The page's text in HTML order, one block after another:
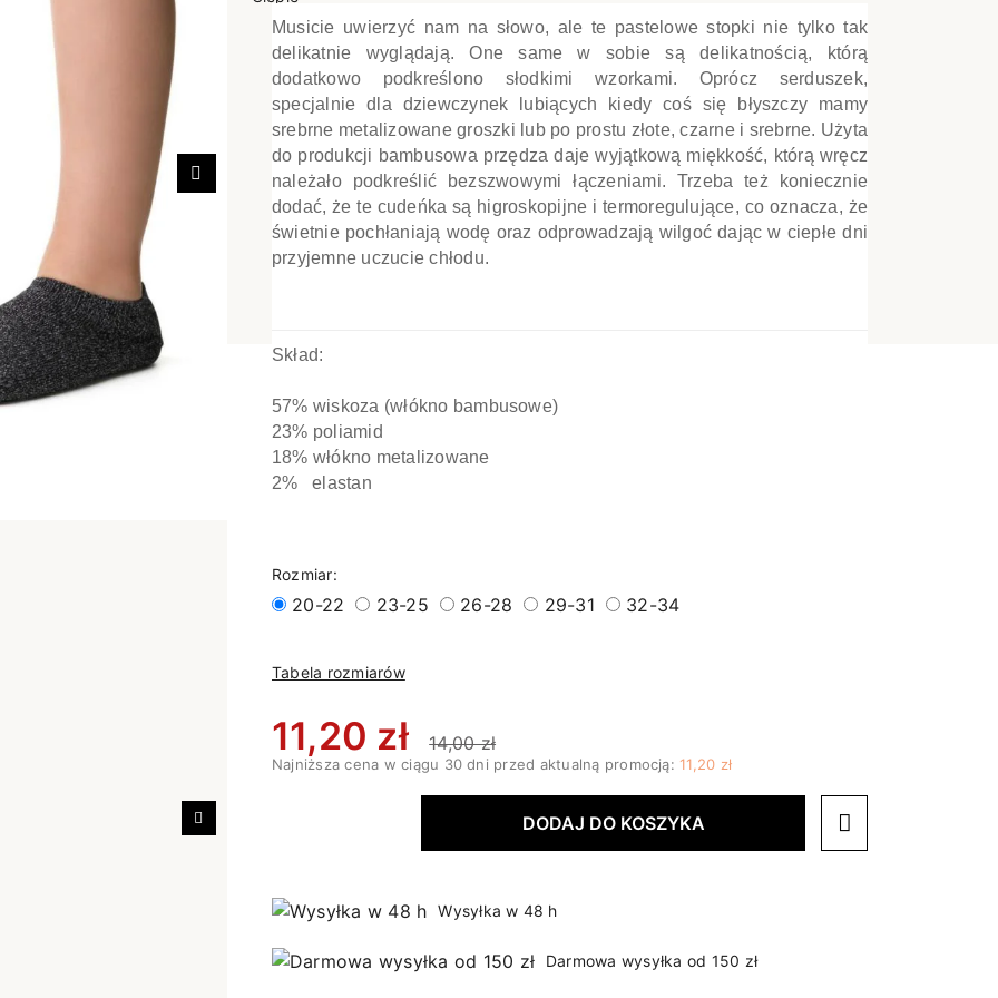
NOWOŚCI OPAKOWANIA
Antypoślizgowe
Ciepłe
Do spania
Sportowe
Ciepłe
GETRY
Jednokolorowe
Wzorowane
NOWOŚCI
Następny
Następny
Musicie uwierzyć nam na słowo, ale te pastelowe stopki nie tylko tak
delikatnie wyglądają. One same w sobie są delikatnością, którą
dodatkowo podkreślono słodkimi wzorkami. Oprócz serduszek,
specjalnie dla dziewczynek lubiących kiedy coś się błyszczy mamy
srebrne metalizowane groszki lub po prostu złote, czarne i srebrne. Użyta
do produkcji bambusowa przędza daje wyjątkową miękkość, którą wręcz
należało podkreślić bezszwowymi łączeniami. Trzeba też koniecznie
dodać, że te cudeńka są higroskopijne i termoregulujące, co oznacza, że
świetnie pochłaniają wodę oraz odprowadzają wilgoć dając w ciepłe dni
przyjemne uczucie chłodu.
Skład:
57% wiskoza (włókno bambusowe)
23% poliamid
18% włókno metalizowane
2% elastan
Rozmiar:
20-22 23-25 26-28 29-31 32-34
Tabela rozmiarów
11,20 zł 14,00 zł
Najniższa cena w ciągu 30 dni przed aktualną promocją:11,20 zł
DODAJ DO KOSZYKA
Wysyłka w 48 h
Darmowa wysyłka od 150 zł